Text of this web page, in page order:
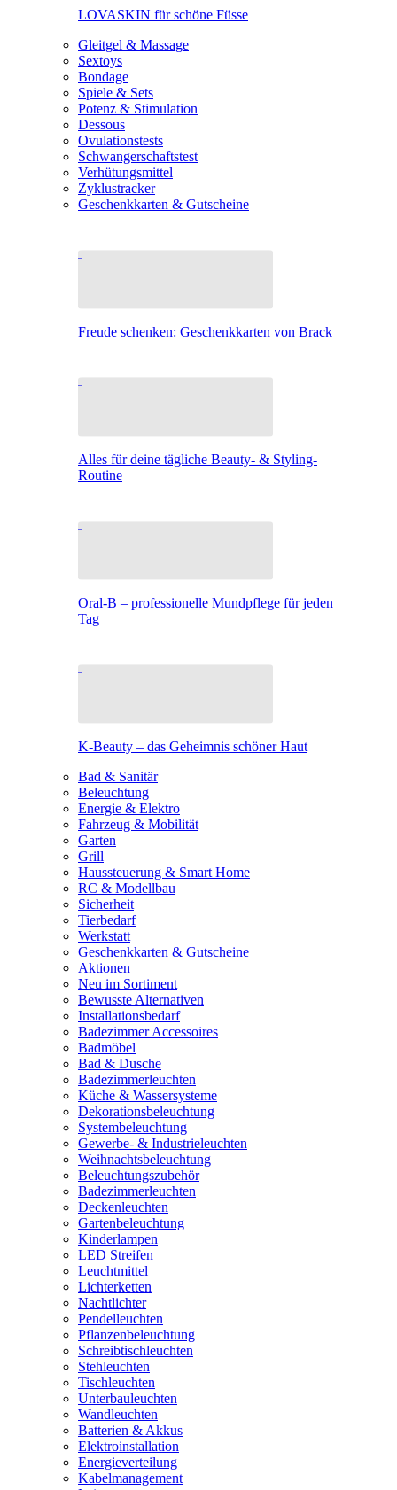
LOVASKIN für schöne Füsse
Gleitgel & Massage
Sextoys
Bondage
Spiele & Sets
Potenz & Stimulation
Dessous
Ovulationstests
Schwangerschaftstest
Verhütungsmittel
Zyklustracker
Geschenkkarten & Gutscheine
Freude schenken: Geschenkkarten von Brack
Alles für deine tägliche Beauty- & Styling-
Routine
Oral-B – professionelle Mundpflege für jeden
Tag
K-Beauty – das Geheimnis schöner Haut
Bad & Sanitär
Beleuchtung
Energie & Elektro
Fahrzeug & Mobilität
Garten
Grill
Haussteuerung & Smart Home
RC & Modellbau
Sicherheit
Tierbedarf
Werkstatt
Geschenkkarten & Gutscheine
Aktionen
Neu im Sortiment
Bewusste Alternativen
Installationsbedarf
Badezimmer Accessoires
Badmöbel
Bad & Dusche
Badezimmerleuchten
Küche & Wassersysteme
Dekorationsbeleuchtung
Systembeleuchtung
Gewerbe- & Industrieleuchten
Weihnachtsbeleuchtung
Beleuchtungszubehör
Badezimmerleuchten
Deckenleuchten
Gartenbeleuchtung
Kinderlampen
LED Streifen
Leuchtmittel
Lichterketten
Nachtlichter
Pendelleuchten
Pflanzenbeleuchtung
Schreibtischleuchten
Stehleuchten
Tischleuchten
Unterbauleuchten
Wandleuchten
Batterien & Akkus
Elektroinstallation
Energieverteilung
Kabelmanagement